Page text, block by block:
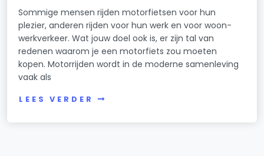
Sommige mensen rijden motorfietsen voor hun
plezier, anderen rijden voor hun werk en voor woon-
werkverkeer. Wat jouw doel ook is, er zijn tal van
redenen waarom je een motorfiets zou moeten
kopen. Motorrijden wordt in de moderne samenleving
vaak als
LEES VERDER